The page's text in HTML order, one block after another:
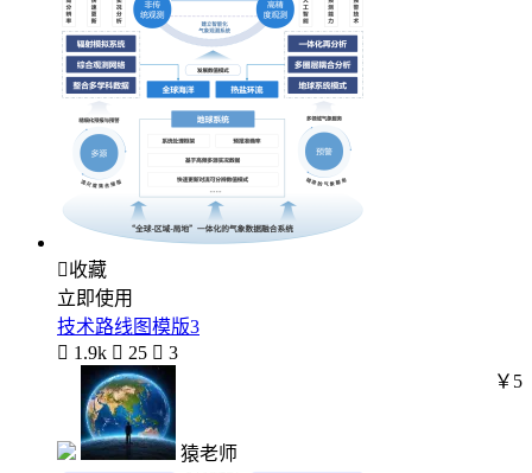
收藏
立即使用
技术路线图模版3
 1.9k  25  3
猿老师
￥5